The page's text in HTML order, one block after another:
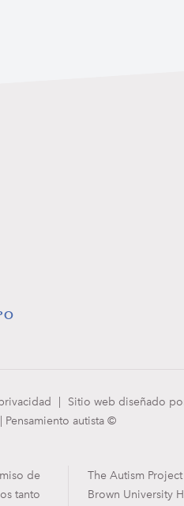
Sitio web diseñado
autista ©
de
tanto
The Autism
Brown University